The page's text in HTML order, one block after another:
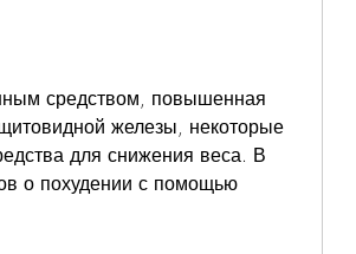
средством, повышенная
железы, некоторые
для снижения веса. В
о похудении с помощью